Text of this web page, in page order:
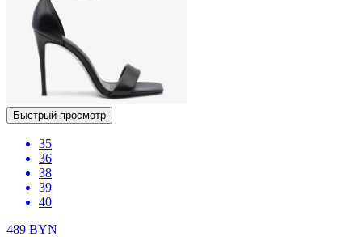
Быстрый просмотр
35
36
38
39
40
489 BYN